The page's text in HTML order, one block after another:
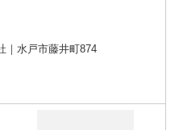
｜水戸市藤井町874